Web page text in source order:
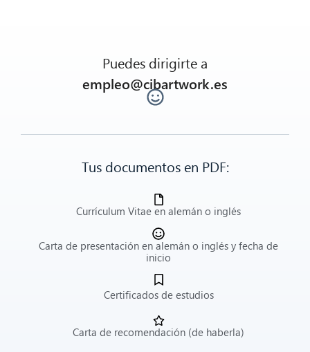
Puedes dirigirte a
empleo@cibartwork.es
Tus documentos en PDF:
Currículum Vitae en alemán o inglés
Carta de presentación en alemán o inglés y fecha de
inicio
Certificados de estudios
Carta de recomendación (de haberla)